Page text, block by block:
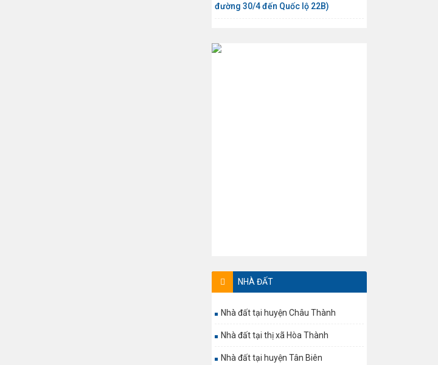
đường 30/4 đến Quốc lộ 22B)
NHÀ ĐẤT
Nhà đất tại huyện Châu Thành
Nhà đất tại thị xã Hòa Thành
Nhà đất tại huyện Tân Biên